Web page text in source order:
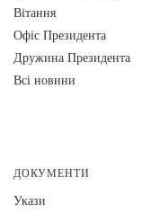
Вiтання
Офіс Президента
Дружина Президента
Всі новини
ДОКУМЕНТИ
Укази